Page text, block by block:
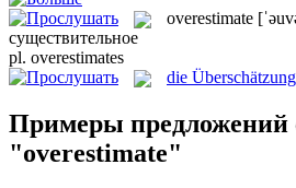
overestimate
существительное
pl. overestimates
die Überschätzung
Примеры предложений
"overestimate"